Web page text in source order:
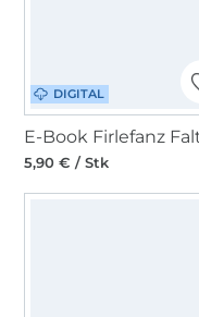
DIGITAL
5,90 € / Stk